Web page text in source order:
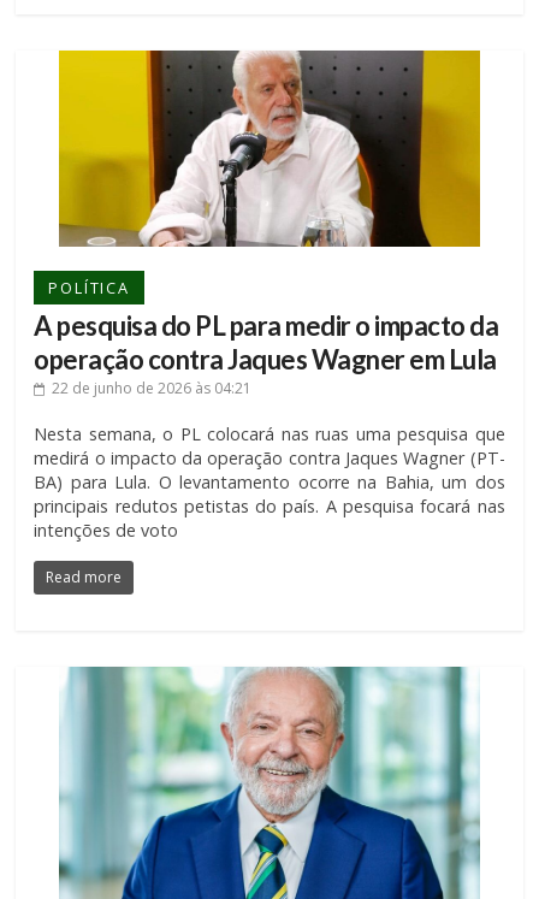
POLÍTICA
A pesquisa do PL para medir o impacto da
operação contra Jaques Wagner em Lula
22 de junho de 2026 às 04:21
Nesta semana, o PL colocará nas ruas uma pesquisa que
medirá o impacto da operação contra Jaques Wagner (PT-
BA) para Lula. O levantamento ocorre na Bahia, um dos
principais redutos petistas do país. A pesquisa focará nas
intenções de voto
Read more